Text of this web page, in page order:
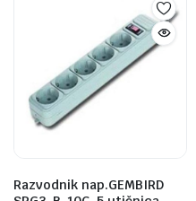
Razvodnik nap.GEMBIRD